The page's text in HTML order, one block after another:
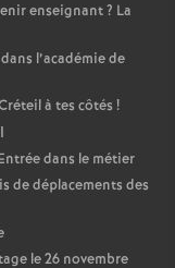
enseignant? La
l’académie de
à tes côtés !
dans le métier
de déplacements des
le 26 novembre